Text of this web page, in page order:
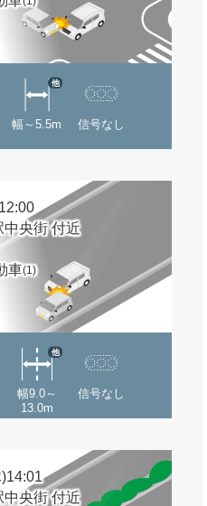
幅～5.5m
他
信号なし
中央街 付近
車(1)
幅9.0～
13.0m
他
信号なし
中央街 付近